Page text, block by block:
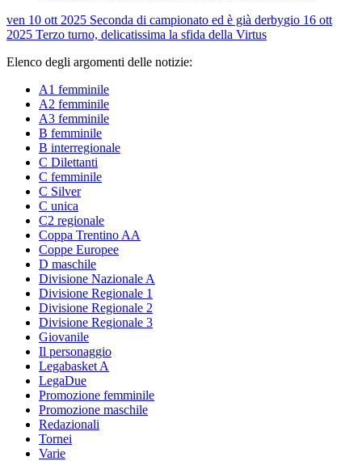
ven 10 ott 2025 Seconda di campionato ed è già derbygio 16 ott
2025 Terzo turno, delicatissima la sfida della Virtus
Elenco degli argomenti delle notizie:
A1 femminile
A2 femminile
A3 femminile
B femminile
B interregionale
C Dilettanti
C femminile
C Silver
C unica
C2 regionale
Coppa Trentino AA
Coppe Europee
D maschile
Divisione Nazionale A
Divisione Regionale 1
Divisione Regionale 2
Divisione Regionale 3
Giovanile
Il personaggio
Legabasket A
LegaDue
Promozione femminile
Promozione maschile
Redazionali
Tornei
Varie